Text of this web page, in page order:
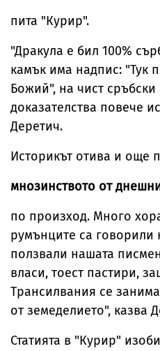
пита "Курир".
"Дракула е бил 100%
камък има надпис: "Тук
Божий", на чист сръбски
доказателства повече
Деретич.
Историкът отива и още
мнозинството от
по произход. Много
румънците са говорили
ползвали нашата
власи, тоест пастири,
Трансилвания се
от земеделието", казва
Статията в "Курир"